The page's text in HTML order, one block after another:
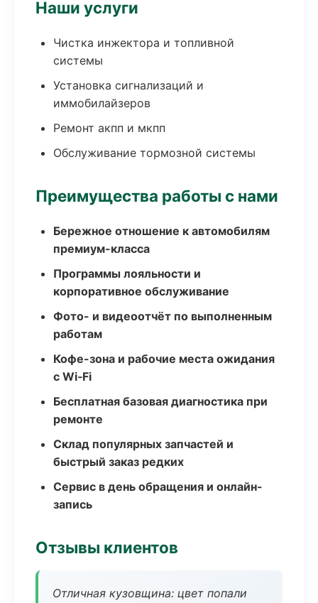
Наши услуги
Чистка инжектора и топливной
системы
Установка сигнализаций и
иммобилайзеров
Ремонт акпп и мкпп
Обслуживание тормозной системы
Преимущества работы с нами
Бережное отношение к автомобилям
премиум-класса
Программы лояльности и
корпоративное обслуживание
Фото- и видеоотчёт по выполненным
работам
Кофе-зона и рабочие места ожидания
с Wi‑Fi
Бесплатная базовая диагностика при
ремонте
Склад популярных запчастей и
быстрый заказ редких
Сервис в день обращения и онлайн-
запись
Отзывы клиентов
Отличная кузовщина: цвет попали